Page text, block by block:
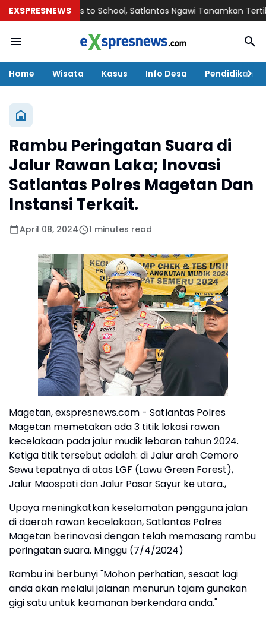
EXSPRESNEWS
Police Goes to School, Satlantas Ngawi Tanamkan Tertib Lalu
Home Wisata Kasus Info Desa Pendidikan
Rambu Peringatan Suara di
Jalur Rawan Laka; Inovasi
Satlantas Polres Magetan Dan
Instansi Terkait.
April 08, 2024 1 minutes read
Magetan, exspresnews.com - Satlantas Polres
Magetan memetakan ada 3 titik lokasi rawan
kecelakaan pada jalur mudik lebaran tahun 2024.
Ketiga titik tersebut adalah: di Jalur arah Cemoro
Sewu tepatnya di atas LGF (Lawu Green Forest),
Jalur Maospati dan Jalur Pasar Sayur ke utara.,
Upaya meningkatkan keselamatan pengguna jalan
di daerah rawan kecelakaan, Satlantas Polres
Magetan berinovasi dengan telah memasang rambu
peringatan suara. Minggu (7/4/2024)
Rambu ini berbunyi "Mohon perhatian, sesaat lagi
anda akan melalui jalanan menurun tajam gunakan
gigi satu untuk keamanan berkendara anda."